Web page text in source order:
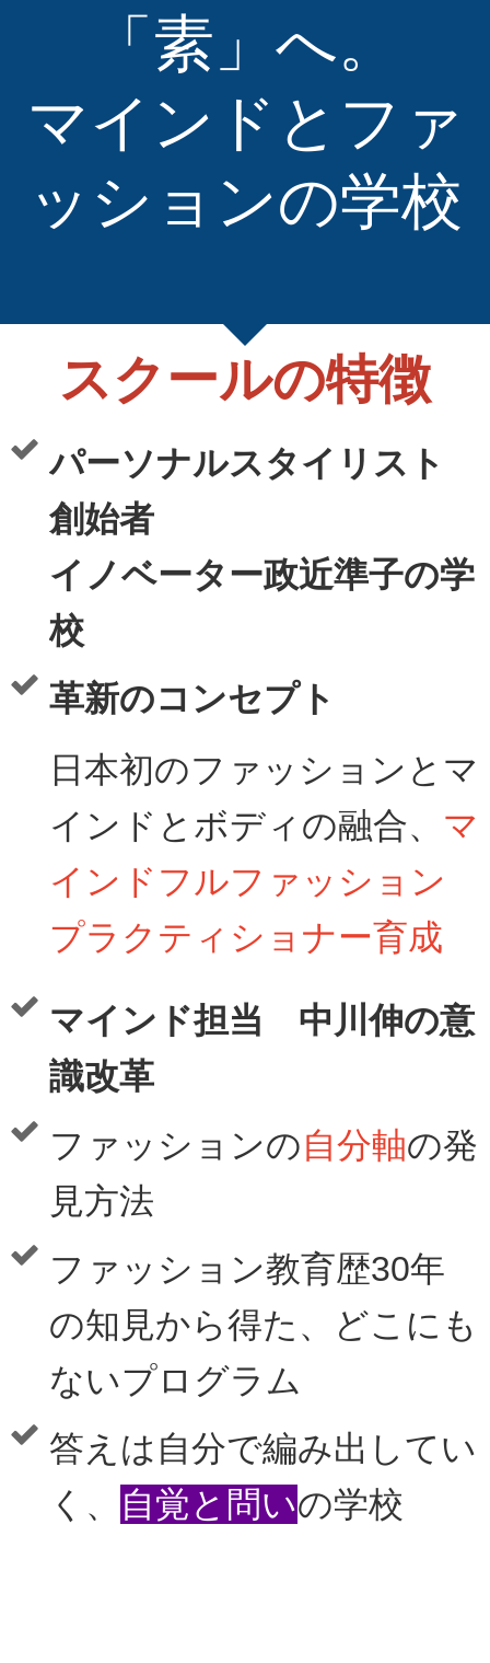
「素」へ。
マインドとファ
ッションの学校
スクールの特徴
パーソナルスタイリスト
創始者
イノベーター政近準子の学
校
革新のコンセプト
日本初のファッションとマ
インドとボディの融合、 マ
インドフルファッション
プラクティショナー育成
マインド担当 中川伸の意
識改革
ファッションの自分軸の発
見方法
ファッション教育歴30年
の知見から得た、どこにも
ないプログラム
答えは自分で編み出してい
く、
自覚と問いの学校